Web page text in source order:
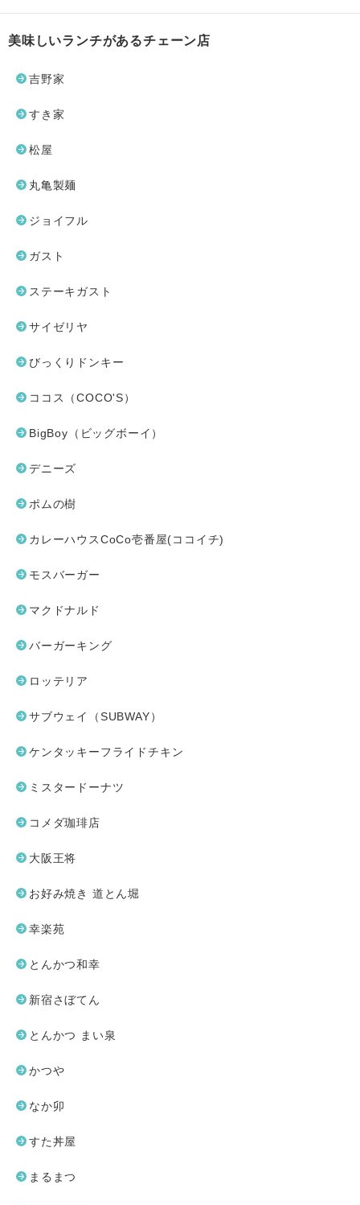
美味しいランチがあるチェーン店
吉野家
すき家
松屋
丸亀製麺
ジョイフル
ガスト
ステーキガスト
サイゼリヤ
びっくりドンキー
ココス（COCO'S）
BigBoy（ビッグボーイ）
デニーズ
ポムの樹
カレーハウスCoCo壱番屋(ココイチ)
モスバーガー
マクドナルド
バーガーキング
ロッテリア
サブウェイ（SUBWAY）
ケンタッキーフライドチキン
ミスタードーナツ
コメダ珈琲店
大阪王将
お好み焼き 道とん堀
幸楽苑
とんかつ和幸
新宿さぼてん
とんかつ まい泉
かつや
なか卯
すた丼屋
まるまつ